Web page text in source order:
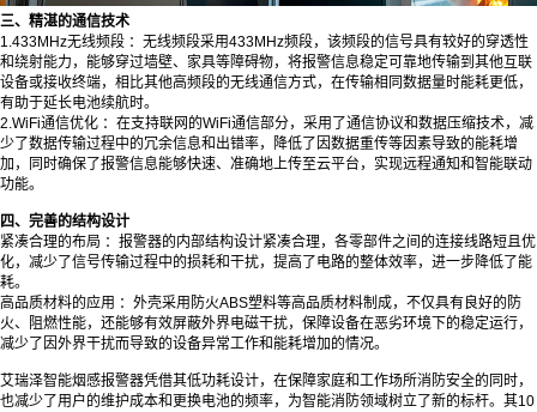
三、精湛的通信技术
1.433MHz无线频段 ：无线频段采用433MHz频段，该频段的信号具有较好的穿透性
和绕射能力，能够穿过墙壁、家具等障碍物，将报警信息稳定可靠地传输到其他互联
设备或接收终端，相比其他高频段的无线通信方式，在传输相同数据量时能耗更低，
有助于延长电池续航时。
2.WiFi通信优化 ：在支持联网的WiFi通信部分，采用了通信协议和数据压缩技术，减
少了数据传输过程中的冗余信息和出错率，降低了因数据重传等因素导致的能耗增
加，同时确保了报警信息能够快速、准确地上传至云平台，实现远程通知和智能联动
功能。
四、完善的结构设计
紧凑合理的布局 ：报警器的内部结构设计紧凑合理，各零部件之间的连接线路短且优
化，减少了信号传输过程中的损耗和干扰，提高了电路的整体效率，进一步降低了能
耗。
高品质材料的应用 ：外壳采用防火ABS塑料等高品质材料制成，不仅具有良好的防
火、阻燃性能，还能够有效屏蔽外界电磁干扰，保障设备在恶劣环境下的稳定运行，
减少了因外界干扰而导致的设备异常工作和能耗增加的情况。
艾瑞泽智能烟感报警器凭借其低功耗设计，在保障家庭和工作场所消防安全的同时，
也减少了用户的维护成本和更换电池的频率，为智能消防领域树立了新的标杆。其10